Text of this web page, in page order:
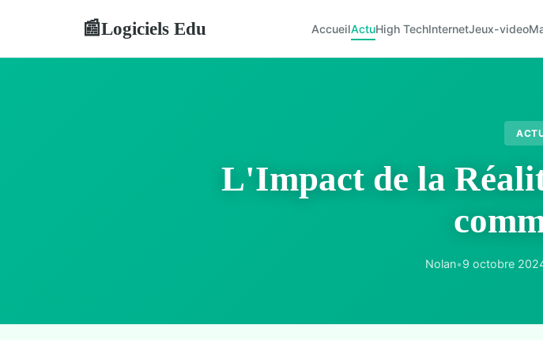
📰Logiciels Edu AccueilActuHigh TechInternetJeux-video
L'Impact de la
Nolan•9 octobre